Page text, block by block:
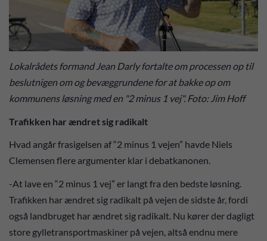
Lokalrådets formand Jean Darly fortalte om processen op til
beslutnigen om og bevæggrundene for at bakke op om
kommunens løsning med en "2 minus 1 vej". Foto: Jim Hoff
Trafikken har ændret sig radikalt
Hvad angår frasigelsen af “2 minus 1 vejen” havde Niels
Clemensen flere argumenter klar i debatkanonen.
-At lave en “2 minus 1 vej” er langt fra den bedste løsning.
Trafikken har ændret sig radikalt på vejen de sidste år, fordi
også landbruget har ændret sig radikalt. Nu kører der dagligt
store gylletransportmaskiner på vejen, altså endnu mere